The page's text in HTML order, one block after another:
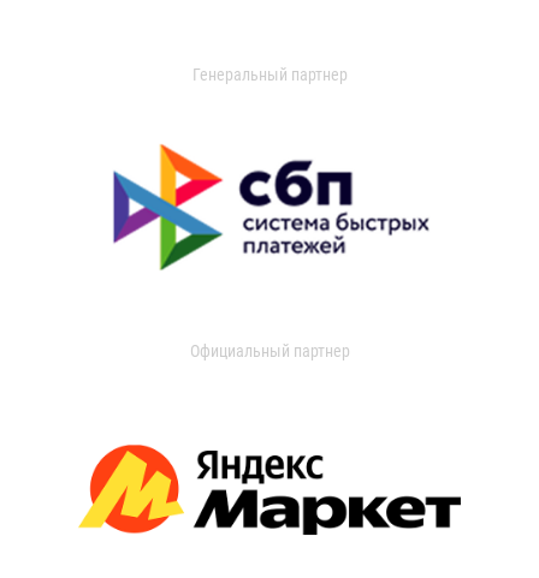
Генеральный партнер
Официальный партнер